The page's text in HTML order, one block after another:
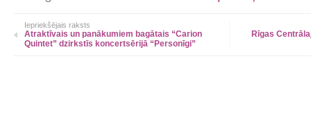
Iepriekšējais raksts
Atraktīvais un panākumiem bagātais “Carion
Quintet” dzirkstīs koncertsērijā “Personīgi”
Rīgas